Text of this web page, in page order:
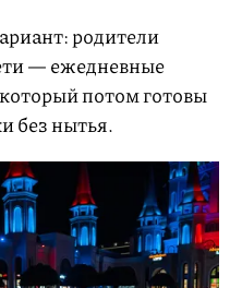
родители
— ежедневные
потом готовы
без нытья.